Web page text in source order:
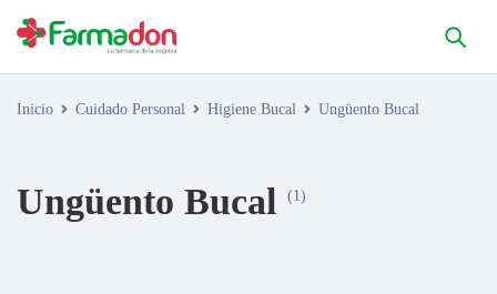
Inicio Cuidado Personal Higiene Bucal Ungüento Bucal
Ungüento Bucal (1)